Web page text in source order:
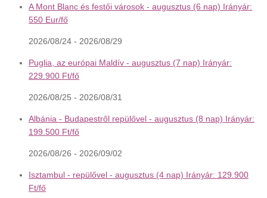
A Mont Blanc és festői városok - augusztus (6 nap) Irányár:
550 Eur/fő
2026/08/24 - 2026/08/29
Puglia, az európai Maldív - augusztus (7 nap) Irányár:
229.900 Ft/fő
2026/08/25 - 2026/08/31
Albánia - Budapestről repülővel - augusztus (8 nap) Irányár:
199.500 Ft/fő
2026/08/26 - 2026/09/02
Isztambul - repülővel - augusztus (4 nap) Irányár: 129.900
Ft/fő